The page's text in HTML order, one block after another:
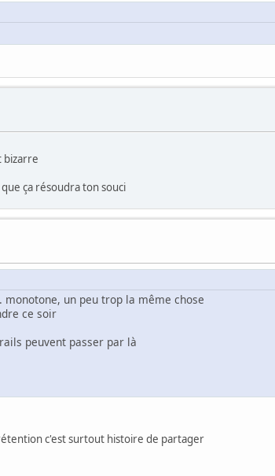
bizarre
ça résoudra ton souci
un peu trop la même chose
ce soir
peuvent passer par là
c'est surtout histoire de partager